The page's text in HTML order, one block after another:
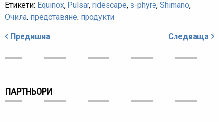
Етикети: Equinox, Pulsar, ridescape, s-phyre, Shimano,
Очила, представяне, продукти
Предишна Следваща
ПАРТНЬОРИ